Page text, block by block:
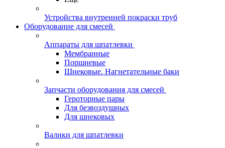
Устройства внутренней покраски труб
Оборудование для смесей
Аппараты для шпатлевки
Мембранные
Поршневые
Шнековые. Нагнетательные баки
Запчасти оборудования для смесей
Героторные пары
Для безвоздушных
Для шнековых
Валики для шпатлевки